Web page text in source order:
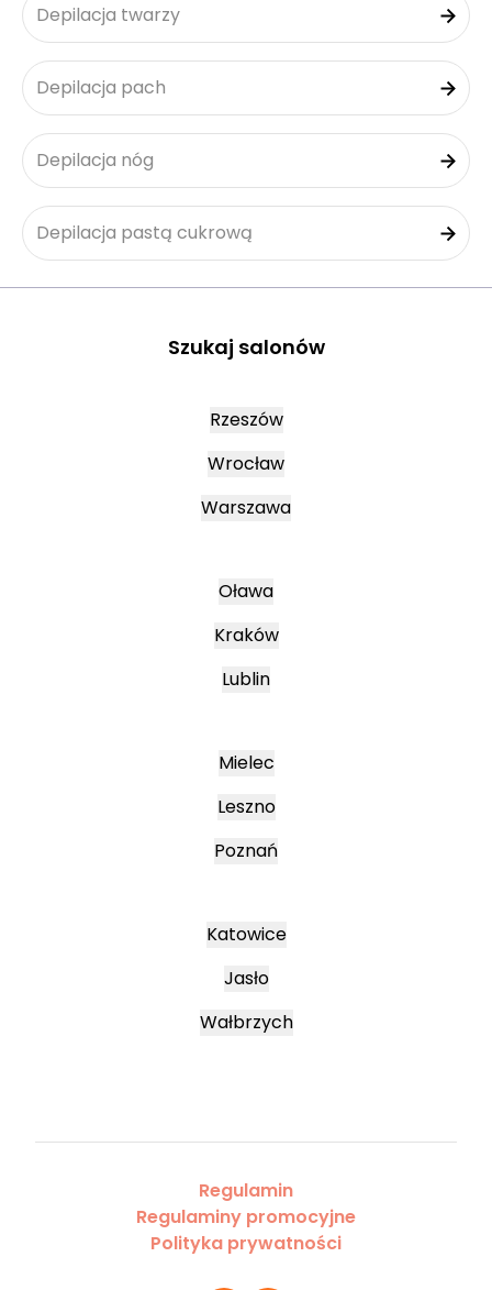
Depilacja twarzy
Depilacja pach
Depilacja nóg
Depilacja pastą cukrową
Szukaj salonów
Rzeszów
Wrocław
Warszawa
Oława
Kraków
Lublin
Mielec
Leszno
Poznań
Katowice
Jasło
Wałbrzych
Regulamin
Regulaminy promocyjne
Polityka prywatności